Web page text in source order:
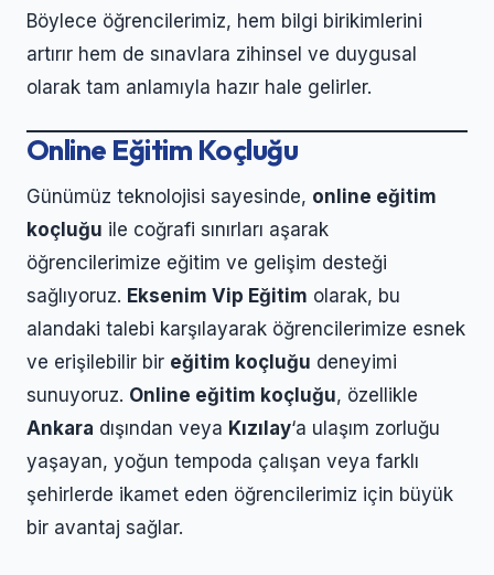
Böylece öğrencilerimiz, hem bilgi birikimlerini
artırır hem de sınavlara zihinsel ve duygusal
olarak tam anlamıyla hazır hale gelirler.
Online Eğitim Koçluğu
Günümüz teknolojisi sayesinde, online eğitim
koçluğu ile coğrafi sınırları aşarak
öğrencilerimize eğitim ve gelişim desteği
sağlıyoruz. Eksenim Vip Eğitim olarak, bu
alandaki talebi karşılayarak öğrencilerimize esnek
ve erişilebilir bir eğitim koçluğu deneyimi
sunuyoruz. Online eğitim koçluğu, özellikle
Ankara dışından veya Kızılay‘a ulaşım zorluğu
yaşayan, yoğun tempoda çalışan veya farklı
şehirlerde ikamet eden öğrencilerimiz için büyük
bir avantaj sağlar.